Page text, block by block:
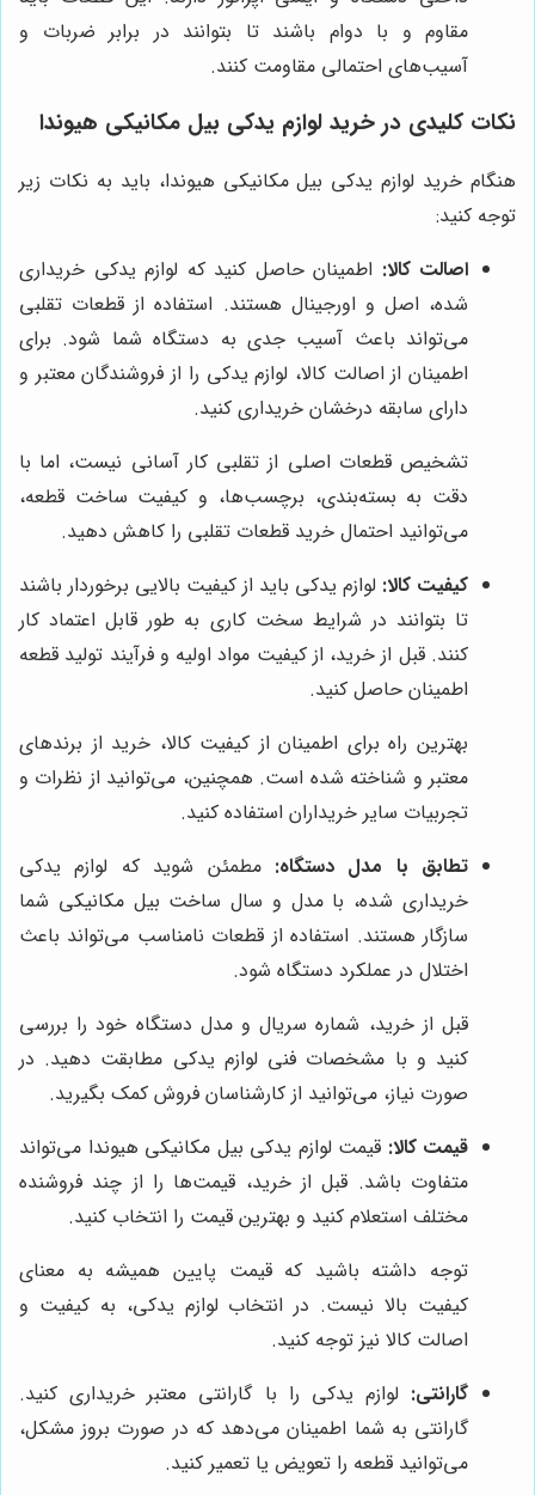
مقاوم و با دوام باشند تا بتوانند در برابر ضربات و
آسیب‌های احتمالی مقاومت کنند.
نکات کلیدی در خرید لوازم یدکی بیل مکانیکی هیوندا
هنگام خرید لوازم یدکی بیل مکانیکی هیوندا، باید به نکات زیر
توجه کنید:
اصالت کالا: اطمینان حاصل کنید که لوازم یدکی خریداری
شده، اصل و اورجینال هستند. استفاده از قطعات تقلبی
می‌تواند باعث آسیب جدی به دستگاه شما شود. برای
اطمینان از اصالت کالا، لوازم یدکی را از فروشندگان معتبر و
دارای سابقه درخشان خریداری کنید.
تشخیص قطعات اصلی از تقلبی کار آسانی نیست، اما با
دقت به بسته‌بندی، برچسب‌ها، و کیفیت ساخت قطعه،
می‌توانید احتمال خرید قطعات تقلبی را کاهش دهید.
کیفیت کالا: لوازم یدکی باید از کیفیت بالایی برخوردار باشند
تا بتوانند در شرایط سخت کاری به طور قابل اعتماد کار
کنند. قبل از خرید، از کیفیت مواد اولیه و فرآیند تولید قطعه
اطمینان حاصل کنید.
بهترین راه برای اطمینان از کیفیت کالا، خرید از برندهای
معتبر و شناخته شده است. همچنین، می‌توانید از نظرات و
تجربیات سایر خریداران استفاده کنید.
تطابق با مدل دستگاه: مطمئن شوید که لوازم یدکی
خریداری شده، با مدل و سال ساخت بیل مکانیکی شما
سازگار هستند. استفاده از قطعات نامناسب می‌تواند باعث
اختلال در عملکرد دستگاه شود.
قبل از خرید، شماره سریال و مدل دستگاه خود را بررسی
کنید و با مشخصات فنی لوازم یدکی مطابقت دهید. در
صورت نیاز، می‌توانید از کارشناسان فروش کمک بگیرید.
قیمت کالا: قیمت لوازم یدکی بیل مکانیکی هیوندا می‌تواند
متفاوت باشد. قبل از خرید، قیمت‌ها را از چند فروشنده
مختلف استعلام کنید و بهترین قیمت را انتخاب کنید.
توجه داشته باشید که قیمت پایین همیشه به معنای
کیفیت بالا نیست. در انتخاب لوازم یدکی، به کیفیت و
اصالت کالا نیز توجه کنید.
گارانتی: لوازم یدکی را با گارانتی معتبر خریداری کنید.
گارانتی به شما اطمینان می‌دهد که در صورت بروز مشکل،
می‌توانید قطعه را تعویض یا تعمیر کنید.